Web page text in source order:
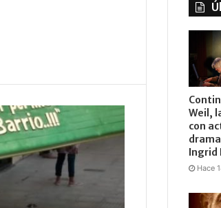
Weil,
con
Ingrid
Hace